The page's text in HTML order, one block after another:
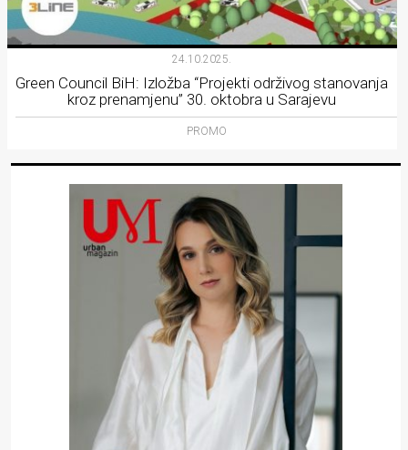
24.10.2025.
Green Council BiH: Izložba “Projekti održivog stanovanja
kroz prenamjenu” 30. oktobra u Sarajevu
PROMO